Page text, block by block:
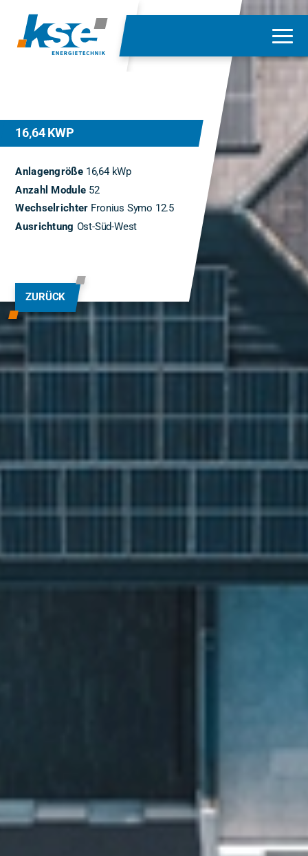
16,64 KWP
Anlagengröße 16,64 kWp
Anzahl Module 52
Wechselrichter Fronius Symo 12.5
Ausrichtung Ost-Süd-West
ZURÜCK